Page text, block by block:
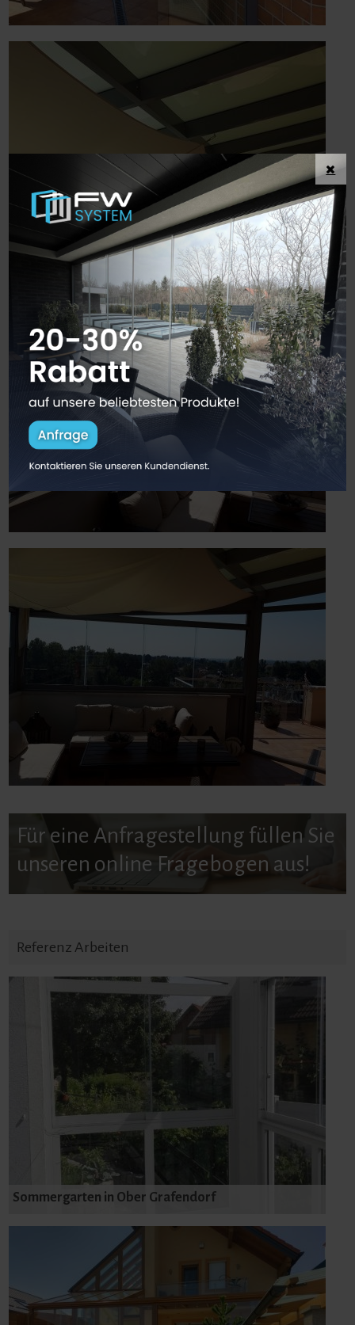
Für eine Anfragestellung füllen Sie
unseren online Fragebogen aus!
Referenz Arbeiten
Sommergarten in Ober Grafendorf